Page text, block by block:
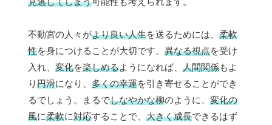
不動宮の人々がより良い人生を送るためには、 柔軟
性を身につけることが大切です。 異なる視点を受け
入れ、 変化を楽しめるようになれば、 人間関係もよ
り円滑になり、 多くの幸運を引き寄せることができ
るでしょう。まるでしなやかな柳のように、 変化の
風に柔軟に対応することで、 大きく成長できるはず